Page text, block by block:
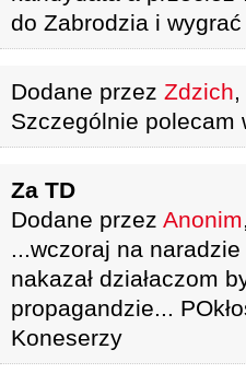
do Zabrodzia i
Dodane przez Zdzich
Szczególnie polecam
Za TD
Dodane przez Anonim
...wczoraj na
nakazał działaczom
propagandzie...
Koneserzy